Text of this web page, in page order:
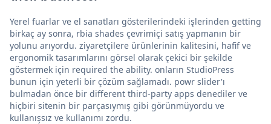
Yerel fuarlar ve el sanatları gösterilerindeki işlerinden getting
birkaç ay sonra, rbia shades çevrimiçi satış yapmanın bir
yolunu arıyordu. ziyaretçilere ürünlerinin kalitesini, hafif ve
ergonomik tasarımlarını görsel olarak çekici bir şekilde
göstermek için required the ability. onların StudioPress
bunun için yeterli bir çözüm sağlamadı. powr slider'ı
bulmadan önce bir different third-party apps denediler ve
hiçbiri sitenin bir parçasıymış gibi görünmüyordu ve
kullanışsız ve kullanımı zordu.